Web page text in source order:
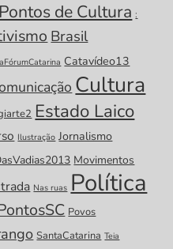
de Cultura :
Brasil
Catavídeo13
Cultura
Estado Laico
Ilustração Jornalismo
Movimentos
Nas ruas Política
Povos
SantaCatarina Teia